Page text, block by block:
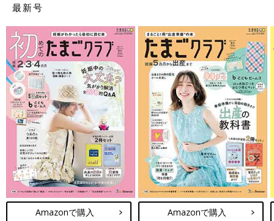
最新号
Amazonで購入 Amazonで購入